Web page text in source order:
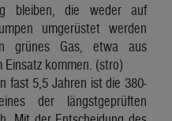
bleiben, die weder auf
umgerüstet werden
grünes Gas, etwa aus
Einsatz kommen. (stro)
fast 5,5 Jahren ist die 380-
der längstgeprüften